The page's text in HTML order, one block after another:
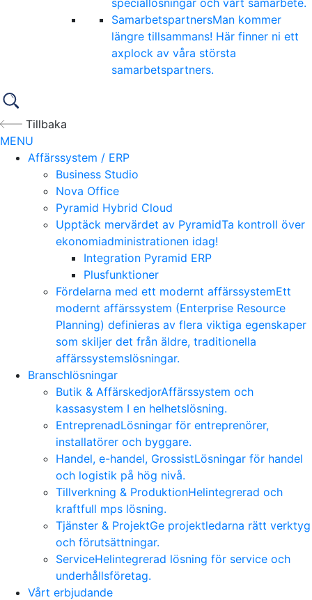
SamarbetspartnersMan kommer
längre tillsammans! Här finner ni ett
axplock av våra största
samarbetspartners.
Tillbaka
MENU
Affärssystem / ERP
Business Studio
Nova Office
Pyramid Hybrid Cloud
Upptäck mervärdet av PyramidTa kontroll över
ekonomiadministrationen idag!
Integration Pyramid ERP
Plusfunktioner
Fördelarna med ett modernt affärssystemEtt
modernt affärssystem (Enterprise Resource
Planning) definieras av flera viktiga egenskaper
som skiljer det från äldre, traditionella
affärssystemslösningar.
Branschlösningar
Butik & AffärskedjorAffärssystem och
kassasystem I en helhetslösning.
EntreprenadLösningar för entreprenörer,
installatörer och byggare.
Handel, e-handel, GrossistLösningar för handel
och logistik på hög nivå.
Tillverkning & ProduktionHelintegrerad och
kraftfull mps lösning.
Tjänster & ProjektGe projektledarna rätt verktyg
och förutsättningar.
ServiceHelintegrerad lösning för service och
underhållsföretag.
Vårt erbjudande